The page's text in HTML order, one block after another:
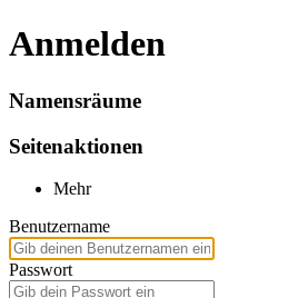
Anmelden
Namensräume
Seitenaktionen
Mehr
Benutzername
Passwort